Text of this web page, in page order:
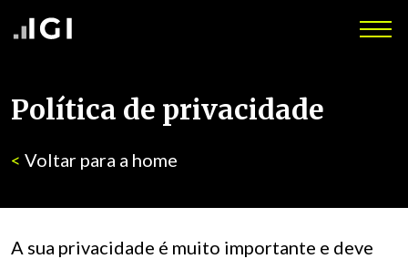
Política de privacidade
< Voltar para a home
A sua privacidade é muito importante e deve